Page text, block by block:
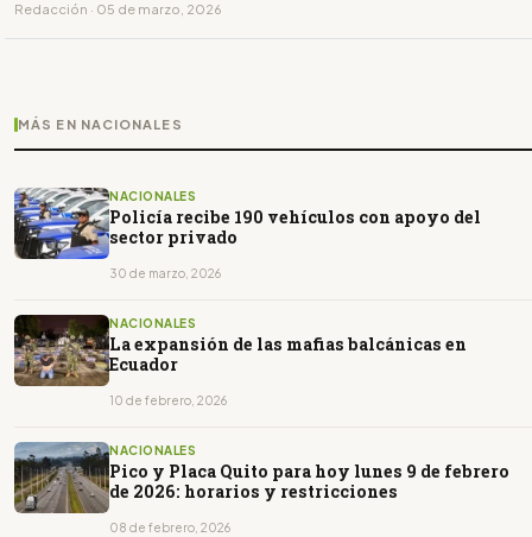
Redacción · 05 de marzo, 2026
MÁS EN NACIONALES
NACIONALES
Policía recibe 190 vehículos con apoyo del
sector privado
30 de marzo, 2026
NACIONALES
La expansión de las mafias balcánicas en
Ecuador
10 de febrero, 2026
NACIONALES
Pico y Placa Quito para hoy lunes 9 de febrero
de 2026: horarios y restricciones
08 de febrero, 2026